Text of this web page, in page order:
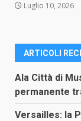
Luglio 10, 2026
ARTICOLI
Ala Città di
permanente
Versailles: la